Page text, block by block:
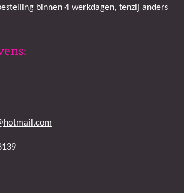
binnen 4 werkdagen, tenzij anders